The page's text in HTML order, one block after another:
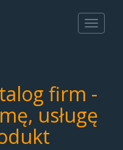
Toggle
firm -
usługę